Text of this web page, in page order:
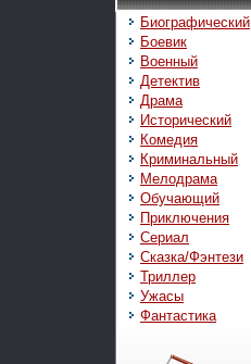
Биографический
Боевик
Военный
Детектив
Драма
Исторический
Комедия
Криминальный
Мелодрама
Обучающий
Приключения
Сериал
Сказка/Фэнтези
Триллер
Ужасы
Фантастика